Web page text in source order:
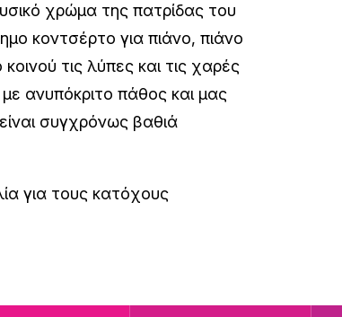
χρώμα της πατρίδας του
κοντσέρτο για πιάνο, πιάνο
τις λύπες και τις χαρές
ανυπόκριτο πάθος και μας
συγχρόνως βαθιά
για τους κατόχους